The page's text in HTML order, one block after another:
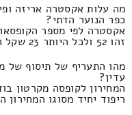
מה עלות אקסטרה אריזה
כפר הנוער הדתי?
אקסטרה לפי מספר
זהו 52 ולכל היותר 23 שקל חדש.
מהו התעריף של תיסוף של
עדין?
המחירון לקופסה מקרטון
ריפוד יחיד מסוגו המחירון הינו 53 ומקסימום